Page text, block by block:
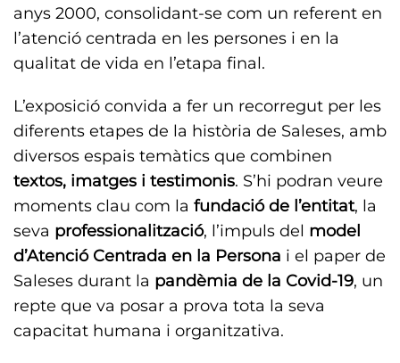
anys 2000, consolidant-se com un referent en
l’atenció centrada en les persones i en la
qualitat de vida en l’etapa final.
L’exposició convida a fer un recorregut per les
diferents etapes de la història de Saleses, amb
diversos espais temàtics que combinen
textos, imatges i testimonis. S’hi podran veure
moments clau com la fundació de l’entitat, la
seva professionalització, l’impuls del model
d’Atenció Centrada en la Persona i el paper de
Saleses durant la pandèmia de la Covid-19, un
repte que va posar a prova tota la seva
capacitat humana i organitzativa.